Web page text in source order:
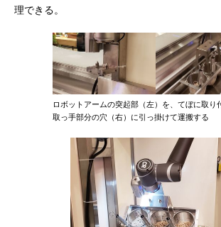
理できる。
ロボットアームの突起部（左）を、てぼに取り
取っ手部分の穴（右）に引っ掛けて運搬する